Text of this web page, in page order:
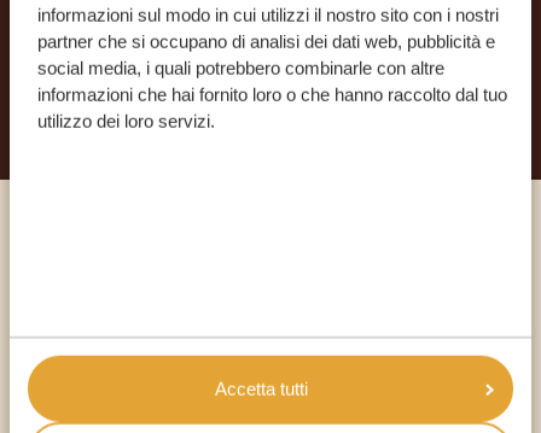
informazioni sul modo in cui utilizzi il nostro sito con i nostri
partner che si occupano di analisi dei dati web, pubblicità e
social media, i quali potrebbero combinarle con altre
informazioni che hai fornito loro o che hanno raccolto dal tuo
utilizzo dei loro servizi.
Accetta tutti
INIZIA A PIANIFICARE IL VIAGGIO DEI TUOI
SOGNI